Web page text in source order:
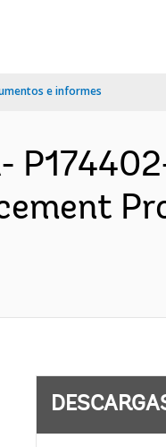
e informes